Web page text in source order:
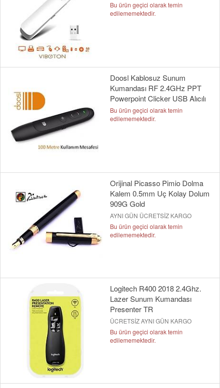
Bu ürün geçici olarak temin
edilememektedir.
Doosl Kablosuz Sunum
Kumandası RF 2.4GHz PPT
Powerpoint Clicker USB Alıcılı
Bu ürün geçici olarak temin
edilememektedir.
Orijinal Picasso Pimio Dolma
Kalem 0.5mm Uç Kolay Dolum
909G Gold
AYNI GÜN ÜCRETSİZ KARGO
Bu ürün geçici olarak temin
edilememektedir.
Logitech R400 2018 2.4Ghz.
Lazer Sunum Kumandası
Presenter TR
ÜCRETSİZ AYNI GÜN KARGO
Bu ürün geçici olarak temin
edilememektedir.